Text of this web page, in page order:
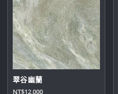
翠谷幽蘭
NT$12,000